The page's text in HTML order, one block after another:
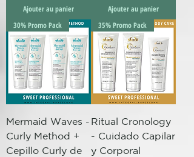
Ajouter au panier
Ajouter au panier
30% Promo Pack
Mermaid Waves -
Curly Method +
Cepillo Curly de
35% Promo Pack
Ritual Cronology
- Cuidado Capilar
y Corporal